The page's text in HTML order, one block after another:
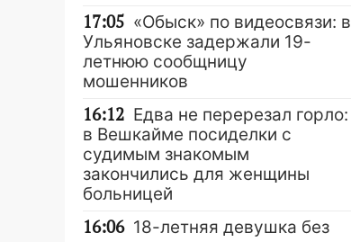
17:05 «Обыск» по видеосвязи: в
Ульяновске задержали 19-
летнюю сообщницу
мошенников
16:12 Едва не перерезал горло:
в Вешкайме посиделки с
судимым знакомым
закончились для женщины
больницей
16:06 18-летняя девушка без